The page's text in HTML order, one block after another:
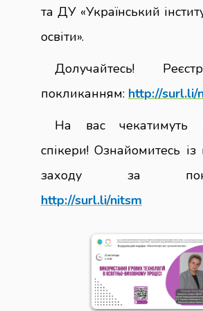
та ДУ «Український
освіти».
Долучайтесь!
покликанням: http://surl.li/
На вас чекатимуть
спікери! Ознайомитесь
заходу за
http://surl.li/nitsm